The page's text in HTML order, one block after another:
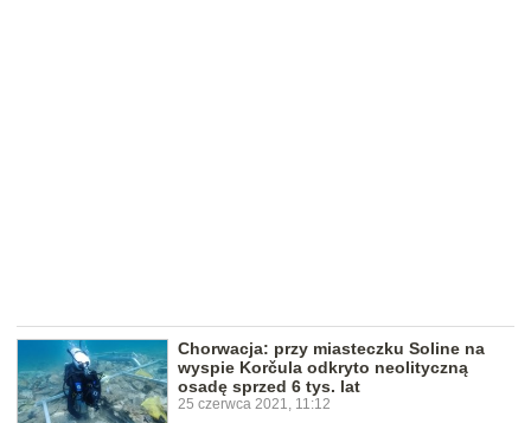
Chorwacja: przy miasteczku Soline na
wyspie Korčula odkryto neolityczną
osadę sprzed 6 tys. lat
25 czerwca 2021, 11:12